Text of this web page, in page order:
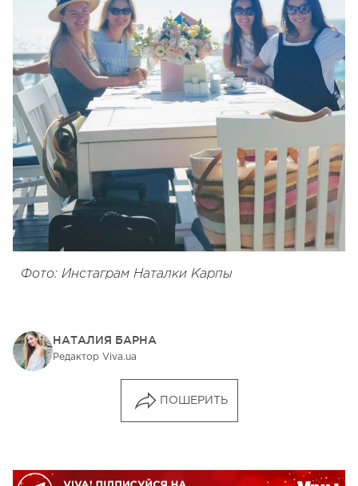
Фото: Инстаграм Наталки Карпы
НАТАЛИЯ БАРНА
Редактор Viva.ua
ПОШЕРИТЬ